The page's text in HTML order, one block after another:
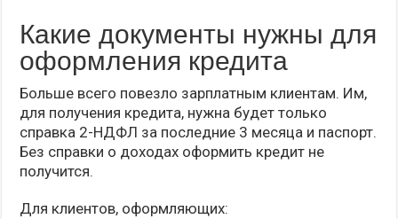
Какие документы нужны для
оформления кредита
Больше всего повезло зарплатным клиентам. Им,
для получения кредита, нужна будет только
справка 2-НДФЛ за последние 3 месяца и паспорт.
Без справки о доходах оформить кредит не
получится.
Для клиентов, оформляющих: